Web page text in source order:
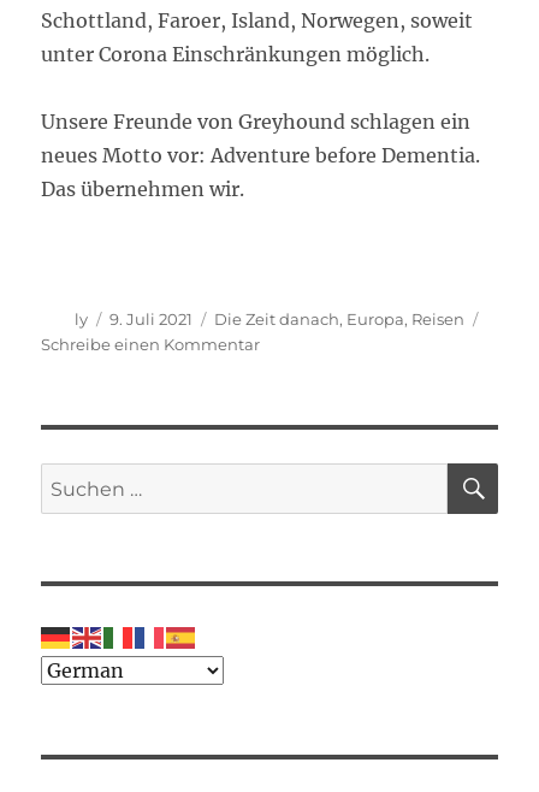
Schottland, Faroer, Island, Norwegen, soweit
unter Corona Einschränkungen möglich.
Unsere Freunde von Greyhound schlagen ein
neues Motto vor: Adventure before Dementia.
Das übernehmen wir.
Autor
ly
Veröffentlicht
am
9. Juli 2021 Kategorien
Die Zeit danach, Europa, Reisen
Schreibe einen Kommentarzu
nach
Suche
nach: